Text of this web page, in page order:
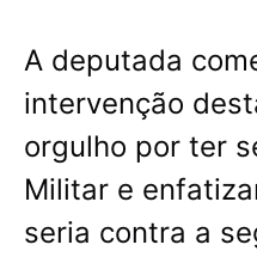
A deputada
intervenção
orgulho por ter
Militar e
seria contra a